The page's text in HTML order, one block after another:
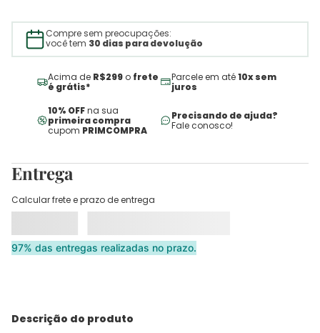
Compre sem preocupações:
você tem 30 dias para devolução
Acima de R$299 o frete
é grátis*
Parcele em até10x sem
juros
10% OFFna sua
primeira compra
cupom PRIMCOMPRA
Precisando de ajuda?
Fale conosco!
Entrega
Calcular frete e prazo de entrega
97% das entregas realizadas no prazo.
Descrição do produto